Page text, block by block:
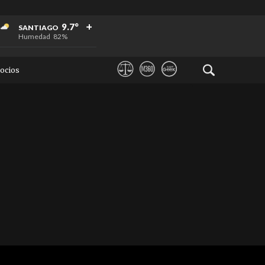
SANTIAGO 9.7°
Humedad 82%
+
+
+